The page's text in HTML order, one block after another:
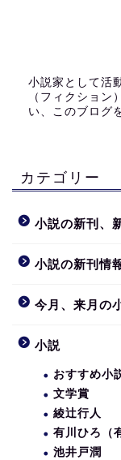
小説家として活
（フィクション
い、このブログ
カテゴリー
小説の新刊、
小説の新刊情
今月、来月の
小説
おすすめ小
文学賞
綾辻行人
有川ひろ（
池井戸潤